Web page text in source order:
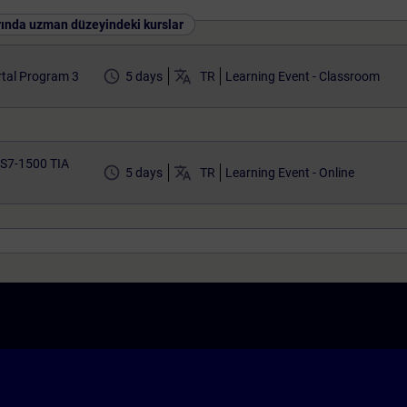
uzman düzeyindeki kurslar
Program 3 access_time 5 days translate TR Learning Event - Classroom
1500 TIA
access_time 5 days translate TR Learning Event - Online